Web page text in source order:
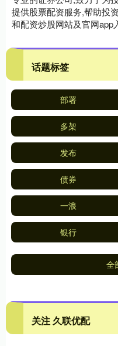
提供股票配资服务,帮助投
和配资炒股网站及官网app
话题标签
部署
多架
发布
债券
一浪
银行
全
关注 久联优配